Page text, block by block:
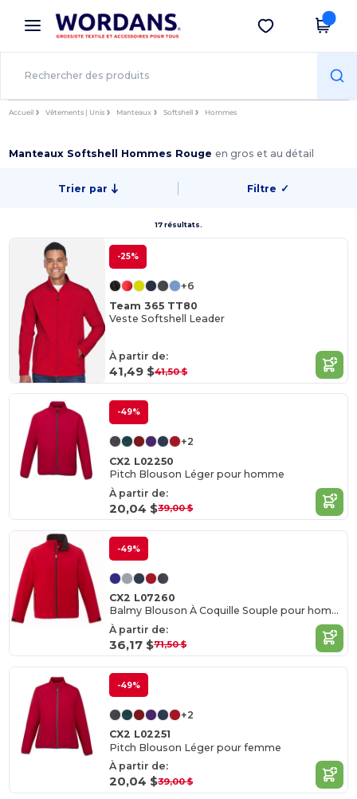
× Appli Wordans
Meilleurs prix sur l’app !
Obtenir l'appli
Accueil Vêtements | Unis Manteaux Softshell Hommes
Manteaux Softshell Hommes Rougeen gros et au détail
Trier par Filtre ✓
17 résultats.
-25%
+6
Team 365 TT80
Veste Softshell Leader
À partir de:
41,49 $41,50 $
-49%
+2
CX2 L02250
Pitch Blouson Léger pour homme
À partir de:
20,04 $39,00 $
-49%
CX2 L07260
Balmy Blouson À Coquille Souple pour homme
À partir de:
36,17 $71,50 $
-49%
+2
CX2 L02251
Pitch Blouson Léger pour femme
À partir de:
20,04 $39,00 $